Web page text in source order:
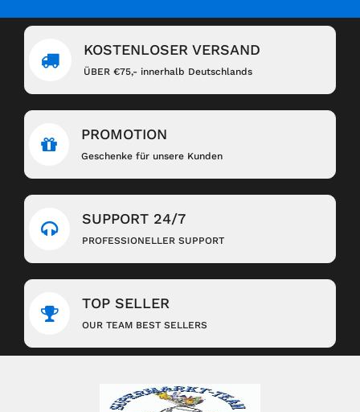
KOSTENLOSER VERSAND
ÜBER €75,- innerhalb Deutschlands
PROMOTION
Geschenke für unsere Kunden
SUPPORT 24/7
PROFESSIONELLER SUPPORT
TOP SELLER
OUR TEAM BEST SELLERS